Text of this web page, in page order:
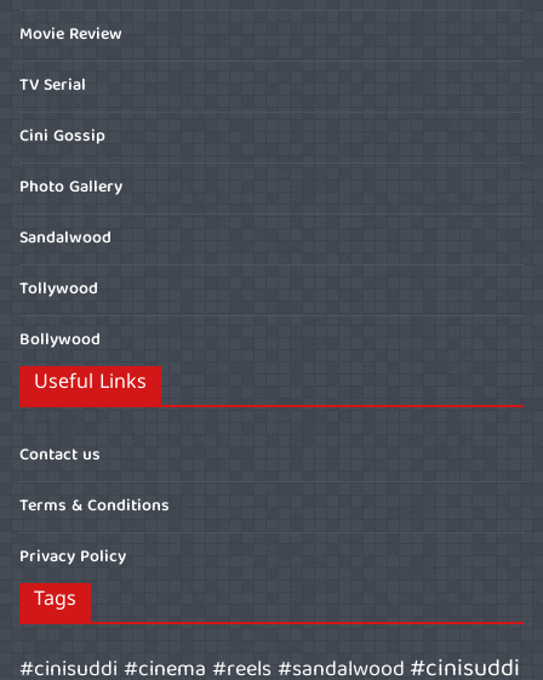
Movie Review
TV Serial
Cini Gossip
Photo Gallery
Sandalwood
Tollywood
Bollywood
Useful Links
Contact us
Terms & Conditions
Privacy Policy
Tags
#cinisuddi #cinema #reels #sandalwood#cinisuddi